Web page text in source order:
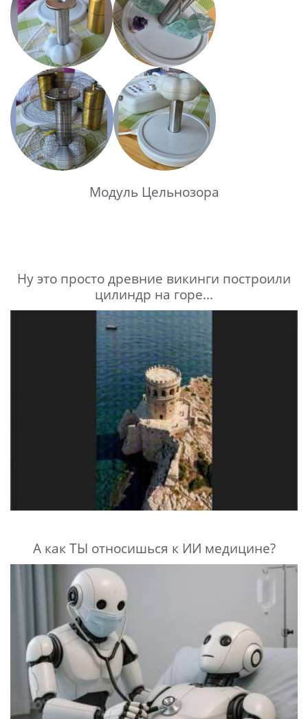
Модуль Цельнозора
Ну это просто древние викинги построили
цилиндр на горе...
А как ТЫ относишься к ИИ медицине?